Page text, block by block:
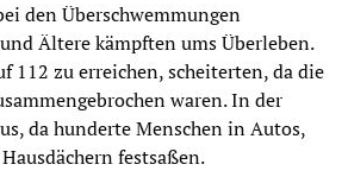
den Überschwemmungen
Ältere kämpften ums Überleben.
112 zu erreichen, scheiterten, da die
waren. In der
da hunderte Menschen in Autos,
festsaßen.